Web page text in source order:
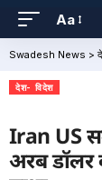
Aa
Swadesh News >
देश- विदेश
Iran US
अरब डॉलर